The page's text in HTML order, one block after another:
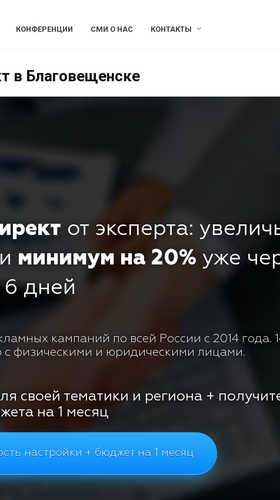
КОНФЕРЕНЦИИ СМИ О НАС КОНТАКТЫ
в Благовещенске
от эксперта:
минимум на 20% уже
6 дней
кампаний по всей России с 2014 года.
с физическими и юридическими лицами.
своей тематики и региона +
на 1 месяц
настройки + бюджет на 1 месяц